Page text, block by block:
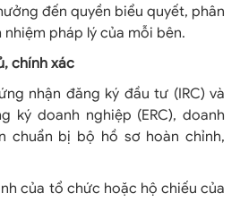
đến quyền biểu quyết, phân
pháp lý của mỗi bên.
chính xác
nhận đăng ký đầu tư (IRC) và
ký doanh nghiệp (ERC), doanh
chuẩn bị bộ hồ sơ hoàn chỉnh,
của tổ chức hoặc hộ chiếu của